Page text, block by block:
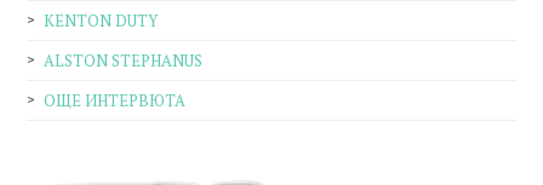
KENTON DUTY
ALSTON STEPHANUS
ОЩЕ ИНТЕРВЮТА